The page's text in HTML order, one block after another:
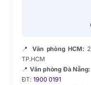
📍Văn phòng HCM:
TP.HCM
📍Văn phòng Đà Nẵng:
ĐT:1900 0191